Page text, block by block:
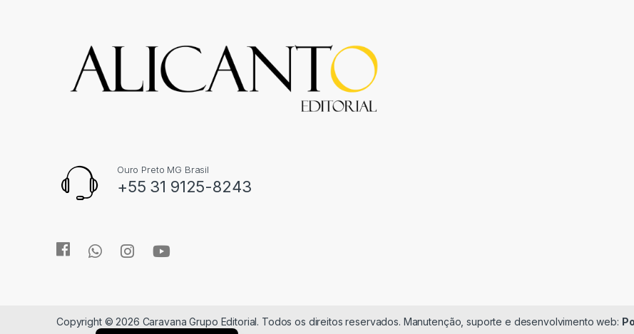
Ouro Preto MG Brasil
+55 31 9125-8243
Copyright © 2026 Caravana Grupo Editorial. Todos os direitos reservados. Manutenção, suporte e desenvolvimento web: